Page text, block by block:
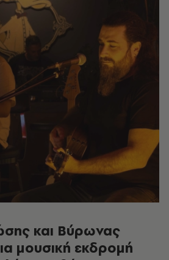
και Βύρωνας
μουσική εκδρομή